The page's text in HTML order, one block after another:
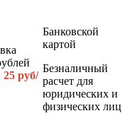
25 руб/
Банковской
картой
Безналичный
расчет для
юридических и
физических лиц